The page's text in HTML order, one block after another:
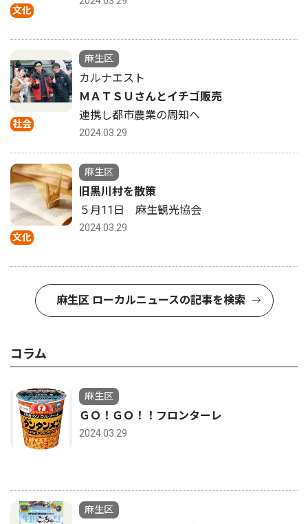
文化
社会
麻生区
カルナエスト
ＭＡＴＳＵさんとイチゴ販売
連携し都市農業の周知へ
2024.03.29
文化
麻生区
旧黒川村を散策
５月11日 麻生観光協会
2024.03.29
麻生区 ローカルニュースの記事を検索
コラム
麻生区
ＧＯ！ＧＯ！！フロンターレ
2024.03.29
麻生区